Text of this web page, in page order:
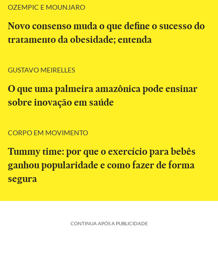
OZEMPIC E MOUNJARO
Novo consenso muda o que define o sucesso do
tratamento da obesidade; entenda
GUSTAVO MEIRELLES
O que uma palmeira amazônica pode ensinar
sobre inovação em saúde
CORPO EM MOVIMENTO
Tummy time: por que o exercício para bebês
ganhou popularidade e como fazer de forma
segura
CONTINUA APÓS A PUBLICIDADE